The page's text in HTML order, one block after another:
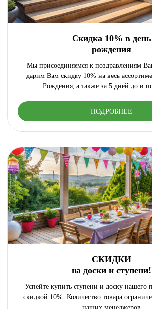
Скидка 10% в день
рождения
Мы присоединяемся к поздравлениям
дарим Вам скидку 10% на весь
Рождения, а также за 5 дней до и
ПОДРОБНЕЕ
СКИДКИ
на доски и ступени!
Успейте купить ступени и доску нашего
скидкой 10%. Количество товара
наших менеджеров